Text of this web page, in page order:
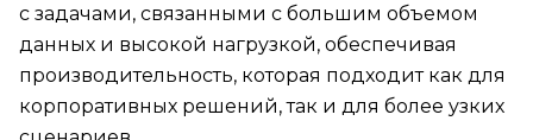
с задачами, связанными с большим объемом
данных и высокой нагрузкой, обеспечивая
производительность, которая подходит как для
корпоративных решений, так и для более узких